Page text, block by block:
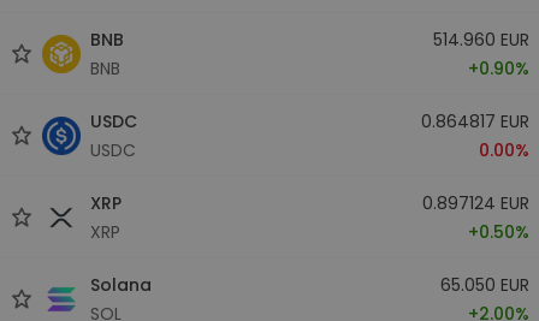
BNB
BNB
514.960 EUR
+0.90%
USDC
USDC
0.864817 EUR
0.00%
XRP
XRP
0.897124 EUR
+0.50%
Solana
SOL
65.050 EUR
+2.00%